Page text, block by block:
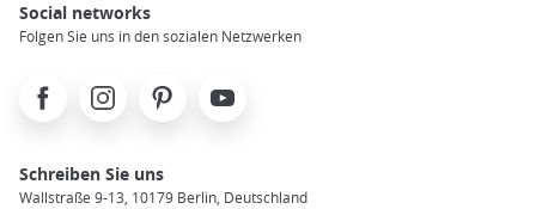
Social networks
Folgen Sie uns in den sozialen Netzwerken
FacebookInstagramPinterest Youtube
Schreiben Sie uns
Wallstraße 9-13, 10179 Berlin, Deutschland